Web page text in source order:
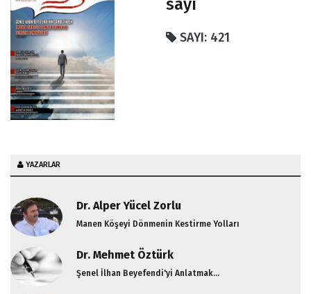
sayı
SAYI: 421
YAZARLAR
Dr. Alper Yücel Zorlu
Manen Köşeyi Dönmenin Kestirme Yolları
Dr. Mehmet Öztürk
Şenel İlhan Beyefendi'yi Anlatmak...